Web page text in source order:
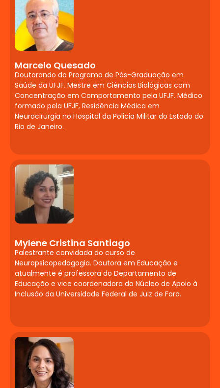
cognitivos, de humor e ansiedade.
Linguagem, Cognição
e Alfabetização
Transtornos do neurodesenvolvimento:
Transtorno Específico da Aprendizagem
(leitura, escrita e matemática). Cognição
social e linguagem: atenção
compartilhada e Teoria da Mente.
Ciência cognitiva da leitura: níveis de
alfabetização e discussões sobre a PNA e
BNCC. Avaliação das funções executivas e
linguagem: estudos de caso e aplicação
de testes (ex: IAR).
Contribuições da
Fonoaudiologia para
Atuação
Neuropsicopedagógica
Linguagem oral e escrita.
Desenvolvimento infantil. Diagnósticos
aprendizagem e alterações de
leitura/escrita. Aplicação de testes e
Comunicação Alternativa e Aumentativa
(CAA).
Neurodesenvolvimento:
Marcelo Quesado
Doutorando do Programa de Pós-Graduação em
Saúde da UFJF. Mestre em Ciências Biológicas com
Concentração em Comportamento pela UFJF. Médico
formado pela UFJF, Residência Médica em
Neurocirurgia no Hospital da Policia Militar do Estado do
Rio de Janeiro.
Mylene Cristina Santiago
Palestrante convidada do curso de
Neuropsicopedagogia. Doutora em Educação e
atualmente é professora do Departamento de
Educação e vice coordenadora do Núcleo de Apoio à
Inclusão da Universidade Federal de Juiz de Fora.